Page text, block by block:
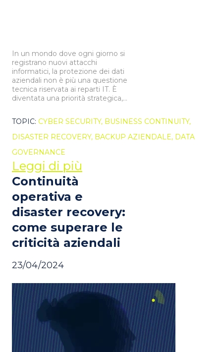
In un mondo dove ogni giorno si
registrano nuovi attacchi
informatici, la protezione dei dati
aziendali non è più una questione
tecnica riservata ai reparti IT. È
diventata una priorità strategica,...
TOPIC: CYBER SECURITY, BUSINESS CONTINUITY,
DISASTER RECOVERY, BACKUP AZIENDALE, DATA
GOVERNANCE
Leggi di più
Continuità
operativa e
disaster recovery:
come superare le
criticità aziendali
23/04/2024